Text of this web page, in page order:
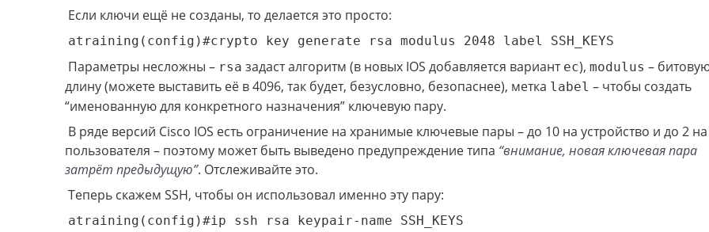
Если ключи ещё не созданы, то делается это просто:
atraining(config)#crypto key generate rsa modulus 2048 label SSH_KEYS
Параметры несложны – rsa задаст алгоритм (в новых IOS добавляется вариант ec), modulus –
длину (можете выставить её в 4096, так будет, безусловно, безопаснее), метка label – чтобы создать
“именованную для конкретного назначения” ключевую пару.
В ряде версий Cisco IOS есть ограничение на хранимые ключевые пары – до 10 на устройство и до 2 на
пользователя – поэтому может быть выведено предупреждение типа “внимание, новая ключевая пара
затрёт предыдущую”. Отслеживайте это.
Теперь скажем SSH, чтобы он использовал именно эту пару:
atraining(config)#ip ssh rsa keypair-name SSH_KEYS